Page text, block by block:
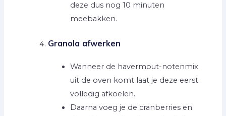
deze dus nog 10 minuten
meebakken.
Granola afwerken
Wanneer de havermout-notenmix
uit de oven komt laat je deze eerst
volledig afkoelen.
Daarna voeg je de cranberries en